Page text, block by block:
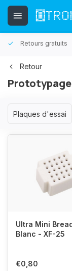
Retours gratuits
Retour
Prototypage
Plaques d'essai
Ultra Mini
Blanc - XF-25
€0,80